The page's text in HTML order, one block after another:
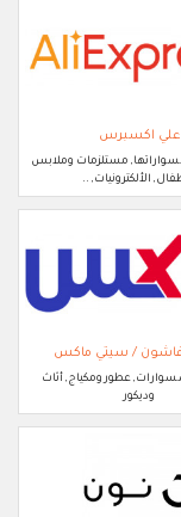
علي اكسبرس
مستلزمات وملابس
الألكترونيات, ..
/ سيتي ماكس
عطور ومكياج, أثاث
وديكور